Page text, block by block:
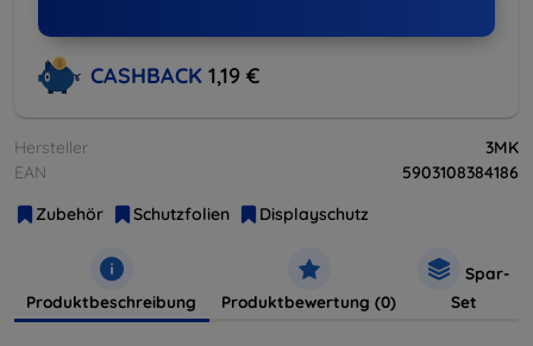
CASHBACK 1,19 €
Hersteller
3MK
EAN
5903108384186
Zubehör
Schutzfolien Displayschutz
Produktbeschreibung Produktbewertung (0)
Spar-
Set